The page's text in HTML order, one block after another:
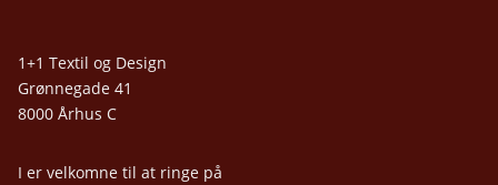
1+1 Textil og Design
Grønnegade 41
8000 Århus C
I er velkomne til at ringe på